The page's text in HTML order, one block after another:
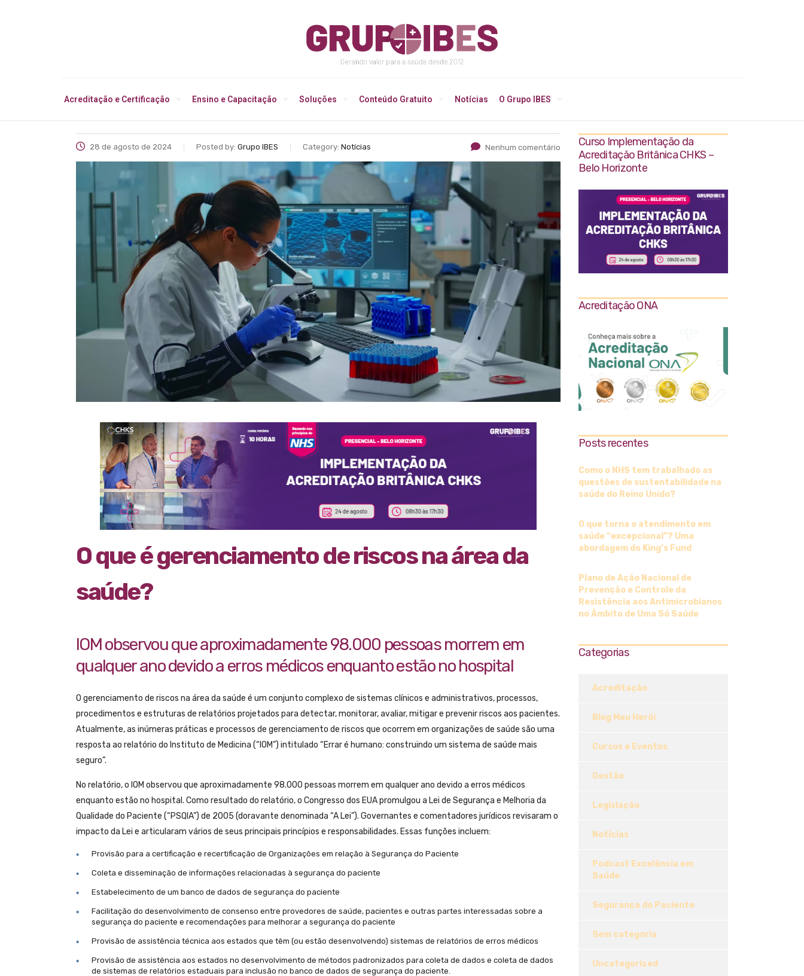
Acreditação e Certificação Ensino e Capacitação Soluções Conteúdo Gratuito Notícias O Grupo IBES
28 de agosto de 2024 Posted by: Grupo IBES Category: Notícias Nenhum comentário
O que é gerenciamento de riscos na área da
saúde?
IOM observou que aproximadamente 98.000 pessoas morrem em
qualquer ano devido a erros médicos enquanto estão no hospital
O gerenciamento de riscos na área da saúde é um conjunto complexo de sistemas clínicos e administrativos, processos,
procedimentos e estruturas de relatórios projetados para detectar, monitorar, avaliar, mitigar e prevenir riscos aos pacientes.
Atualmente, as inúmeras práticas e processos de gerenciamento de riscos que ocorrem em organizações de saúde são uma
resposta ao relatório do Instituto de Medicina (“IOM”) intitulado “Errar é humano: construindo um sistema de saúde mais
seguro”.
No relatório, o IOM observou que aproximadamente 98.000 pessoas morrem em qualquer ano devido a erros médicos
enquanto estão no hospital. Como resultado do relatório, o Congresso dos EUA promulgou a Lei de Segurança e Melhoria da
Qualidade do Paciente (“PSQIA”) de 2005 (doravante denominada “A Lei”). Governantes e comentadores jurídicos revisaram o
impacto da Lei e articularam vários de seus principais princípios e responsabilidades. Essas funções incluem:
Provisão para a certificação e recertificação de Organizações em relação à Segurança do Paciente
Coleta e disseminação de informações relacionadas à segurança do paciente
Estabelecimento de um banco de dados de segurança do paciente
Facilitação do desenvolvimento de consenso entre provedores de saúde, pacientes e outras partes interessadas sobre a
segurança do paciente e recomendações para melhorar a segurança do paciente
Provisão de assistência técnica aos estados que têm (ou estão desenvolvendo) sistemas de relatórios de erros médicos
Provisão de assistência aos estados no desenvolvimento de métodos padronizados para coleta de dados e coleta de dados
de sistemas de relatórios estaduais para inclusão no banco de dados de segurança do paciente.
Curso Implementação da
Acreditação Britânica CHKS –
Belo Horizonte
Acreditação ONA
Posts recentes
Como o NHS tem trabalhado as
questões de sustentabilidade na
saúde do Reino Unido?
O que torna o atendimento em
saúde “excepcional”? Uma
abordagem do King’s Fund
Plano de Ação Nacional de
Prevenção e Controle da
Resistência aos Antimicrobianos
no Âmbito de Uma Só Saúde
Categorias
Acreditação
Blog Meu Herói
Cursos e Eventos
Gestão
Legislação
Notícias
Podcast Excelência em
Saúde
Segurança do Paciente
Sem categoria
Uncategorized